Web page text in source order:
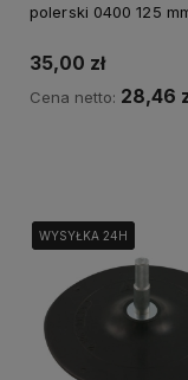
polerski 0400 125
35,00 zł
Cena netto: 28,46
WYSYŁKA 24H
WYSYŁKA 24H
WYSYŁKA 24H